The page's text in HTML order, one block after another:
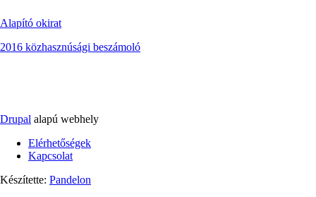
Alapító okirat
2016 közhasznúsági beszámoló
Drupal alapú webhely
Footer
Elérhetőségek
Kapcsolat
Készítette: Pandelon